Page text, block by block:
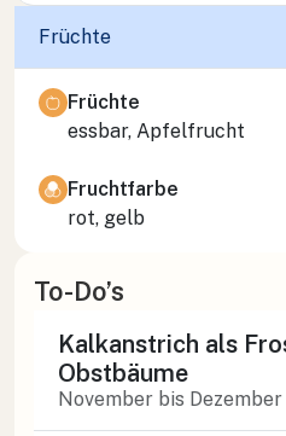
Früchte
Früchte
essbar, Apfelfrucht
Fruchtfarbe
rot, gelb
To-Do’s
Kalkanstrich als
Obstbäume
November bis Dezember